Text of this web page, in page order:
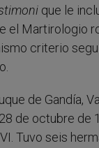
que le
el Martirologio
criterio
de Gandía,
de octubre de
Tuvo seis